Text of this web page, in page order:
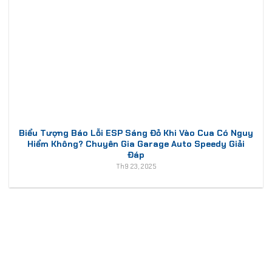
Biểu Tượng Báo Lỗi ESP Sáng Đỏ Khi Vào Cua Có Nguy
Hiểm Không? Chuyên Gia Garage Auto Speedy Giải
Đáp
Th9 23, 2025